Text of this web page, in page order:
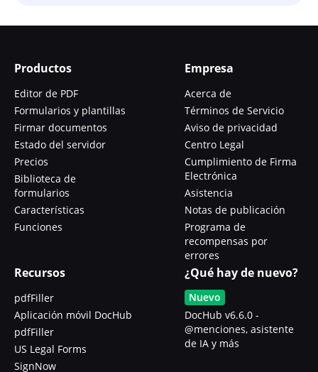
Productos
Editor de PDF
Formularios y plantillas
Firmar documentos
Estado del servidor
Precios
Biblioteca de
formularios
Características
Funciones
Empresa
Acerca de
Términos de Servicio
Aviso de privacidad
Centro Legal
Cumplimiento de Firma
Electrónica
Asistencia
Notas de publicación
Programa de
recompensas por
errores
Recursos
pdfFiller
Aplicación móvil DocHub
pdfFiller
US Legal Forms
SignNow
¿Qué hay de nuevo?
Nuevo
DocHub v6.6.0 -
@menciones, asistente
de IA y más